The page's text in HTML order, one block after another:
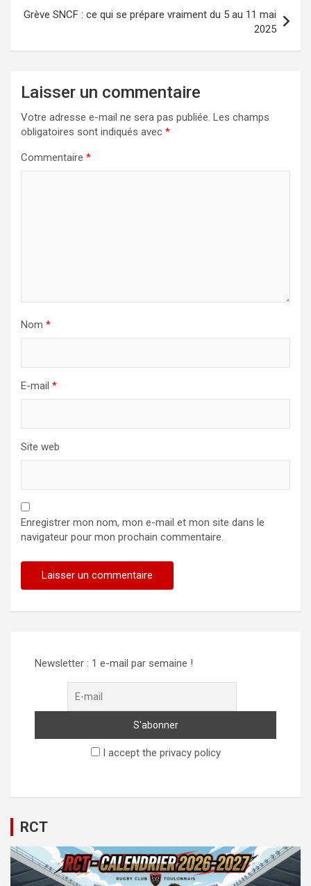
Grève SNCF : ce qui se prépare vraiment du 5 au 11 mai
2025
Laisser un commentaire
Votre adresse e-mail ne sera pas publiée. Les champs
obligatoires sont indiqués avec *
Commentaire *
Nom *
E-mail *
Site web
Enregistrer mon nom, mon e-mail et mon site dans le
navigateur pour mon prochain commentaire.
Newsletter : 1 e-mail par semaine !
I accept the privacy policy
RCT